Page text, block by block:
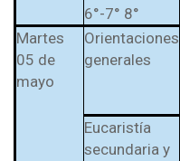
Prest-Math para
docentes
Quiero Saber
6°-7° 8°
Martes
05 de
mayo
Orientaciones
generales
Eucaristía
secundaria y